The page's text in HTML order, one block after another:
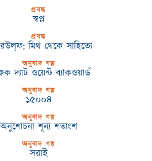
প্রবন্ধ
স্বপ্ন
প্রবন্ধ
মিথ থেকে সাহিত্যে
অনুবাদ গল্প
দ্যাট ওয়েন্ট ব্যাকওয়ার্ড
অনুবাদ গল্প
১৫০০৪
অনুবাদ গল্প
অনুশোচনা শূন্য শতাংশ
অনুবাদ গল্প
সরাই